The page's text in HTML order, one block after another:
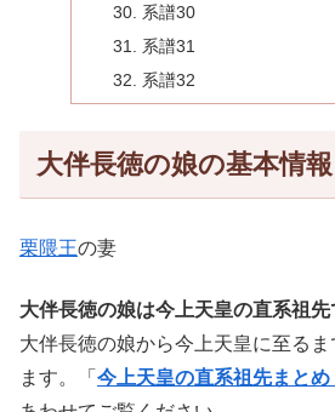
系譜30
系譜31
系譜32
大伴長徳の娘の基本情報
栗隈王の妻
大伴長徳の娘は今上天皇の直系祖先
大伴長徳の娘から今上天皇に至る
ます。「 今上天皇の直系祖先まとめ